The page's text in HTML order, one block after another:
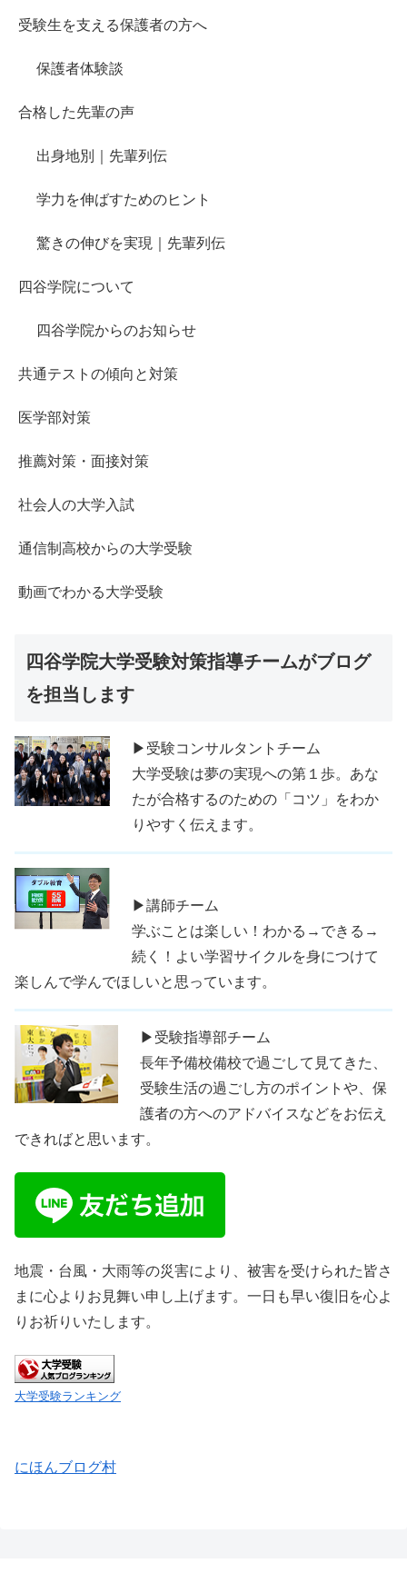
受験生を支える保護者の方へ
保護者体験談
合格した先輩の声
出身地別｜先輩列伝
学力を伸ばすためのヒント
驚きの伸びを実現｜先輩列伝
四谷学院について
四谷学院からのお知らせ
共通テストの傾向と対策
医学部対策
推薦対策・面接対策
社会人の大学入試
通信制高校からの大学受験
動画でわかる大学受験
四谷学院大学受験対策指導チームがブログ
を担当します
▶受験コンサルタントチーム
大学受験は夢の実現への第１歩。あな
たが合格するのための「コツ」をわか
りやすく伝えます。
▶講師チーム
学ぶことは楽しい！わかる→できる→
続く！よい学習サイクルを身につけて
楽しんで学んでほしいと思っています。
▶受験指導部チーム
長年予備校備校で過ごして見てきた、
受験生活の過ごし方のポイントや、保
護者の方へのアドバイスなどをお伝え
できればと思います。
地震・台風・大雨等の災害により、被害を受けられた皆さ
まに心よりお見舞い申し上げます。一日も早い復旧を心よ
りお祈りいたします。
大学受験ランキング
にほんブログ村